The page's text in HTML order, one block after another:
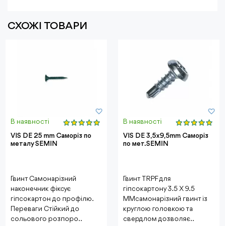
СХОЖІ ТОВАРИ
В наявності
VIS DE 25 mm Саморіз по
металу SEMIN
Гвинт Самонарізний
наконечник фіксує
гіпсокартон до профілю.
Переваги Стійкий до
сольового розпоро..
В наявності
VIS DE 3,5х9,5mm Саморіз
по мет.SEMIN
Гвинт TRPF для
гіпсокартону 3.5 X 9.5
MMсамонарізний гвинт із
круглою головкою та
свердлом дозволяє ..